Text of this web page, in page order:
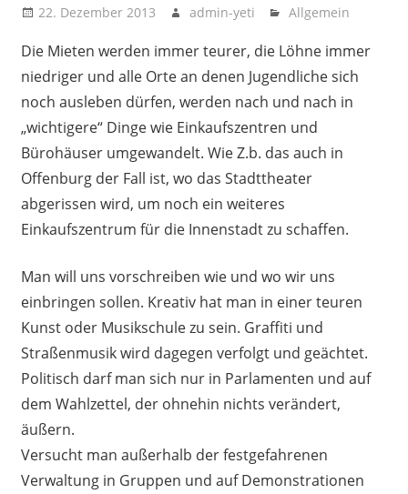
22. Dezember 2013 admin-yeti Allgemein
Die Mieten werden immer teurer, die Löhne immer
niedriger und alle Orte an denen Jugendliche sich
noch ausleben dürfen, werden nach und nach in
„wichtigere“ Dinge wie Einkaufszentren und
Bürohäuser umgewandelt. Wie Z.b. das auch in
Offenburg der Fall ist, wo das Stadttheater
abgerissen wird, um noch ein weiteres
Einkaufszentrum für die Innenstadt zu schaffen.
Man will uns vorschreiben wie und wo wir uns
einbringen sollen. Kreativ hat man in einer teuren
Kunst oder Musikschule zu sein. Graffiti und
Straßenmusik wird dagegen verfolgt und geächtet.
Politisch darf man sich nur in Parlamenten und auf
dem Wahlzettel, der ohnehin nichts verändert,
äußern.
Versucht man außerhalb der festgefahrenen
Verwaltung in Gruppen und auf Demonstrationen